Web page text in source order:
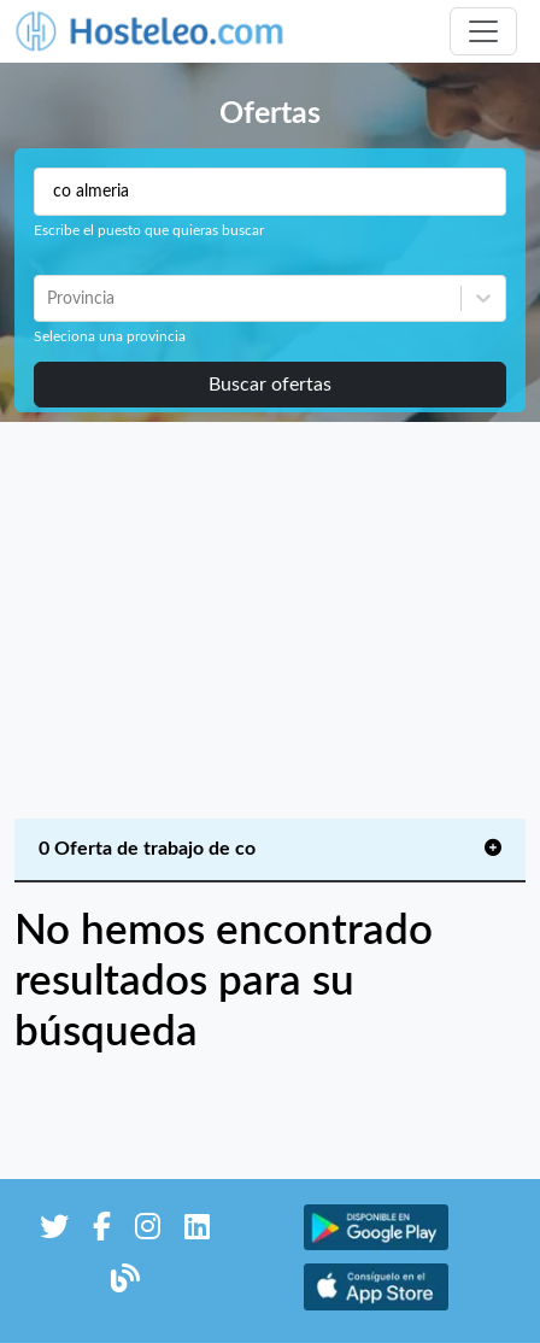
Ofertas
Escribe el puesto que quieras buscar
Provincia
Seleciona una provincia
Buscar ofertas
0 Oferta de trabajo de co
No hemos encontrado
resultados para su
búsqueda